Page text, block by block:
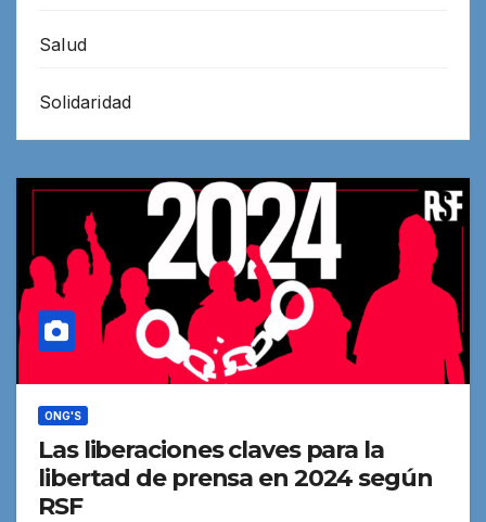
Salud
Solidaridad
ONG'S
Las liberaciones claves para la
libertad de prensa en 2024 según
RSF